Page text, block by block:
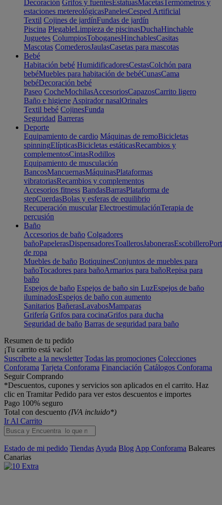
Decoración Grifos y fuentesEstatuasMacetasTermómetros y
estaciones metereológicasPanelesCesped Artificial
Textil Cojines de jardínFundas de jardín
Piscina PlegableLimpieza de piscinasDuchaHinchable
Juguetes ColumpiosToboganesHinchablesCasitas
Mascotas ComederosJaulasCasetas para mascotas
Bebé
Habitación bebé HumidificadoresCestasColchón para
bebéMuebles para habitación de bebéCunasCama
bebéDecoración bebé
Paseo CocheMochilasAccesoriosCapazosCarrito ligero
Baño e higiene Aspirador nasalOrinales
Textil bebé CojinesFunda
Seguridad Barreras
Deporte
Equipamiento de cardio Máquinas de remoBicicletas
spinningElípticasBicicletas estáticasRecambios y
complementosCintasRodillos
Equipamiento de musculación
BancosMancuernasMáquinasPlataformas
vibratoriasRecambios y complementos
Accesorios fitness BandasBarrasPlataforma de
stepCuerdasBolas y esferas de equilibrio
Recuperación muscular ElectroestimulaciónTerapia de
percusión
Baño
Accesorios de baño Colgadores
bañoPapelerasDispensadoresToallerosJabonerasEscobillero
de ropa
Muebles de baño BotiquinesConjuntos de muebles para
bañoTocadores para bañoArmarios para bañoRepisa para
baño
Espejos de baño Espejos de baño sin LuzEspejos de baño
iluminadosEspejos de baño con aumento
Sanitarios BañerasLavabosMamparas
Grifería Grifos para cocinaGrifos para ducha
Seguridad de baño Barras de seguridad para baño
Resumen de tu pedido
¡Tu carrito está vacío!
Suscríbete a la newsletter Todas las promociones Colecciones
Conforama Tarjeta Conforama Financiación Catálogos Conforama
Seguir Comprando
*Descuentos, cupones y servicios son aplicados en el carrito. Haz
clic en Tramitar Pedido para ver estos descuentos e importes
Pago 100% seguro
Total con descuento (IVA incluido*)
Ir Al Carrito
Estado de mi pedido Tiendas Ayuda Blog App Conforama Baleares
Canarias